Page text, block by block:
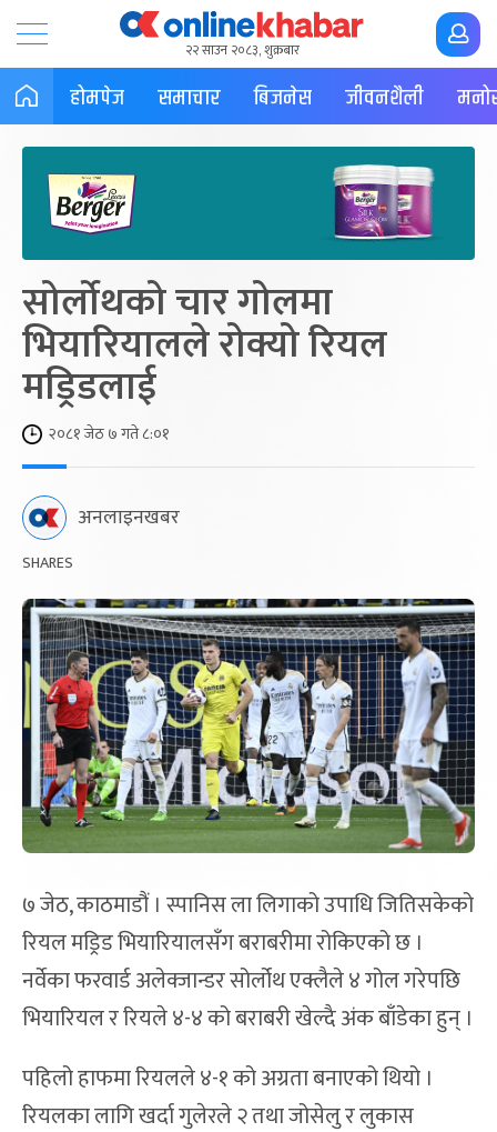
२२ साउन २०८३, शुक्रबार
होमपेज समाचार बिजनेस जीवनशैली
सोर्लोथको चार गोलमा
भियारियालले रोक्यो रियल
मड्रिडलाई
२०८१ जेठ ७ गते ८:०१
अनलाइनखबर
SHARES
७ जेठ, काठमाडौं । स्पानिस ला लिगाको उपाधि जितिसकेको
रियल मड्रिड भियारियालसँग बराबरीमा रोकिएको छ ।
नर्वेका फरवार्ड अलेक्जान्डर सोर्लोथ एक्लैले ४ गोल गरेपछि
भियारियल र रियले ४-४ को बराबरी खेल्दै अंक बाँडेका हुन् ।
पहिलो हाफमा रियलले ४-१ को अग्रता बनाएको थियो ।
रियलका लागि खर्दा गुलेरले २ तथा जोसेलु र लुकास